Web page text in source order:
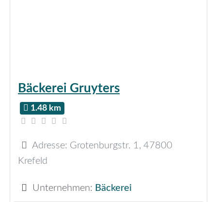
Bäckerei Gruyters
1.48 km
Adresse: Grotenburgstr. 1 , 47800
Krefeld
Unternehmen: Bäckerei